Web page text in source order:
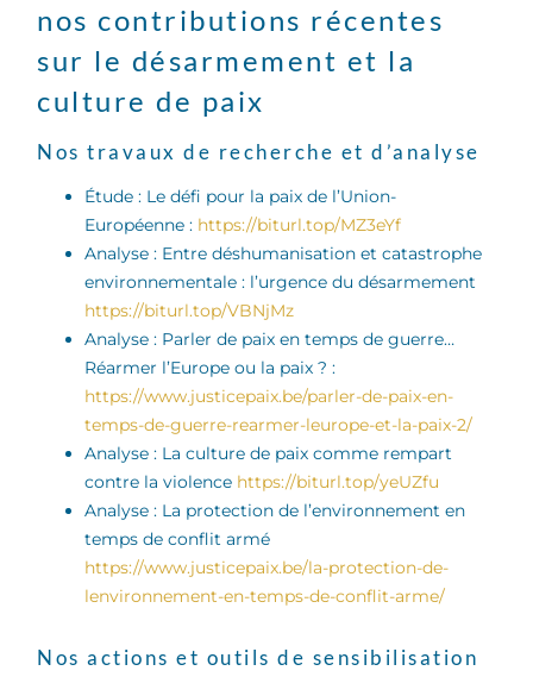
nos contributions récentes
sur le désarmement et la
culture de paix
Nos travaux de recherche et d’analyse
Étude : Le défi pour la paix de l’Union-
Européenne : https://biturl.top/MZ3eYf
Analyse : Entre déshumanisation et catastrophe
environnementale : l’urgence du désarmement
https://biturl.top/VBNjMz
Analyse : Parler de paix en temps de guerre…
Réarmer l’Europe ou la paix ? :
https://www.justicepaix.be/parler-de-paix-en-
temps-de-guerre-rearmer-leurope-et-la-paix-2/
Analyse : La culture de paix comme rempart
contre la violence https://biturl.top/yeUZfu
Analyse : La protection de l’environnement en
temps de conflit armé
https://www.justicepaix.be/la-protection-de-
lenvironnement-en-temps-de-conflit-arme/
Nos actions et outils de sensibilisation